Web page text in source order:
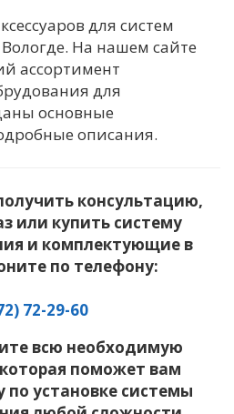
для систем
На нашем сайте
ассортимент
для
основные
описания.
консультацию,
или купить систему
и комплектующие в
по телефону:
72-29-60
всю необходимую
поможет вам
по установке системы